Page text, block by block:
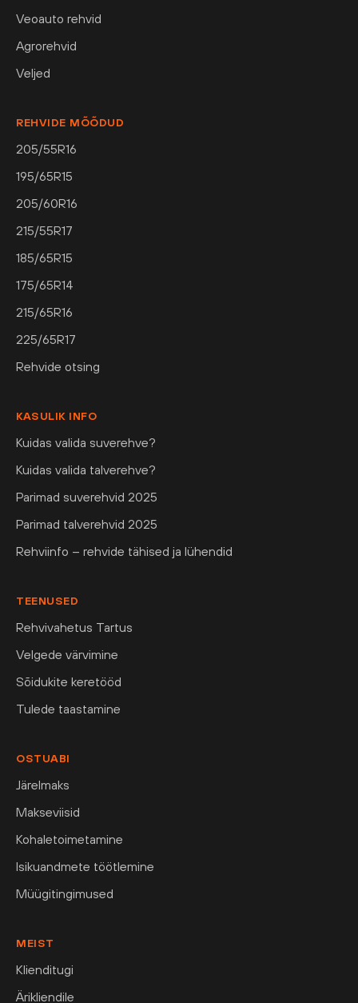
Veoauto rehvid
Agrorehvid
Veljed
REHVIDE MÕÕDUD
205/55R16
195/65R15
205/60R16
215/55R17
185/65R15
175/65R14
215/65R16
225/65R17
Rehvide otsing
KASULIK INFO
Kuidas valida suverehve?
Kuidas valida talverehve?
Parimad suverehvid 2025
Parimad talverehvid 2025
Rehviinfo – rehvide tähised ja lühendid
TEENUSED
Rehvivahetus Tartus
Velgede värvimine
Sõidukite keretööd
Tulede taastamine
OSTUABI
Järelmaks
Makseviisid
Kohaletoimetamine
Isikuandmete töötlemine
Müügitingimused
MEIST
Klienditugi
Ärikliendile